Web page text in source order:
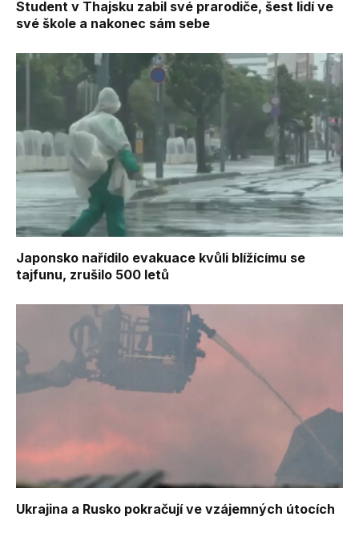
Student v Thajsku zabil své prarodiče, šest lidí ve
své škole a nakonec sám sebe
Japonsko nařídilo evakuace kvůli blížícímu se
tajfunu, zrušilo 500 letů
Ukrajina a Rusko pokračují ve vzájemných útocích